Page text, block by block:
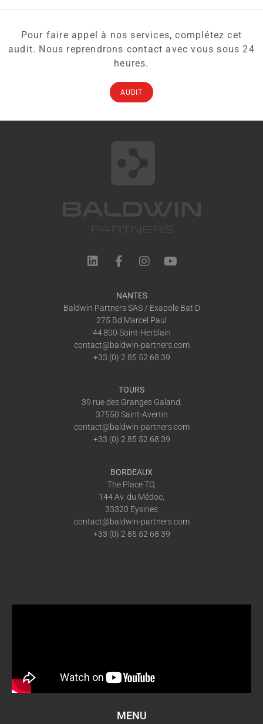
Pour faire appel à nos services, complétez cet
audit. Nous reprendrons contact avec vous sous 24
heures.
AUDIT
NANTES
Baldwin Partners SAS / Exapole Bat D
275 Bd Marcel Paul
44 800 Saint-Herblain
contact@baldwin-partners.com
+33 (0) 2 85 52 68 39
TOURS
39 rue des Granges Galand,
37550 Saint-Avertin
contact@baldwin-partners.com
+33 (0) 2 85 52 68 39
BORDEAUX
The Place TO,
144 Av. du Médoc,
33320 Eysines
contact@baldwin-partners.com
+33 (0) 2 85 52 68 39
MENU